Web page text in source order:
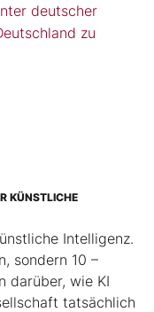
deutscher
zu
KÜNSTLICHE
Intelligenz.
sondern 10 –
darüber, wie KI
tatsächlich